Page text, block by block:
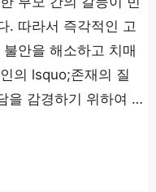
. 따라서 즉각적인 고
안을 해소하고 치매
의 lsquo;존재의 질
을 감경하기 위하여 …